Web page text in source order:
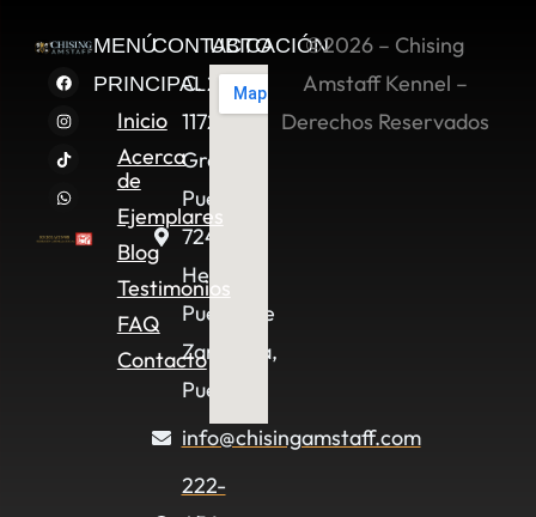
MENÚ
PRINCIPAL
Inicio
Acerca
de
Ejemplares
Blog
Testimonios
FAQ
Contacto
CONTACTO
C. 2 Sur
11722,
Granjas
Puebla,
72490
Heroica
Puebla de
Zaragoza,
Pue.
info@chisingamstaff.com
222-
UBICACIÓN©2026 – Chising
Amstaff Kennel –
Derechos Reservados